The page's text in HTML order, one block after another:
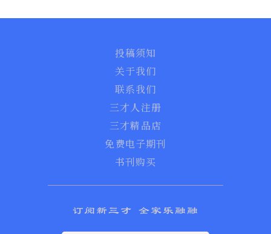
投稿须知
关于我们
联系我们
三才人注册
三才精品店
免费电子期刊
书刊购买
订阅新三才 全家乐融融